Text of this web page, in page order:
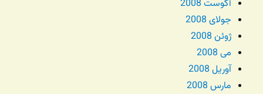
آگوست 2008
جولای 2008
ژوئن 2008
می 2008
آوریل 2008
مارس 2008